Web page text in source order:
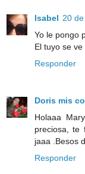
Isabel 20
Yo le pongo
El tuyo se
Responder
Doris mis
Holaaa
preciosa, te
jaaa .Besos
Responder